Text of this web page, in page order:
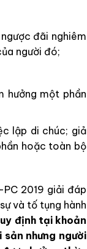
đãi nghiêm
người đó;
hưởng một phần
lập di chúc; giả
hoặc toàn bộ
2019 giải đáp
và tố tụng hành
định tại khoản
nhưng người